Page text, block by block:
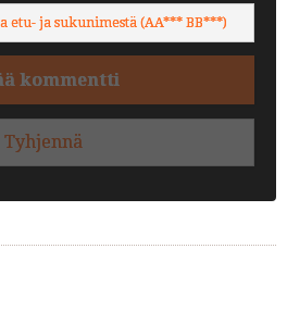
etu- ja sukunimestä (AA*** BB***)
kommentti
Tyhjennä